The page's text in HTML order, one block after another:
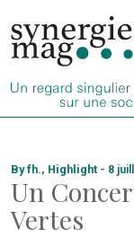
au
contenu
By fh., Highlight - 8
Un
Vertes